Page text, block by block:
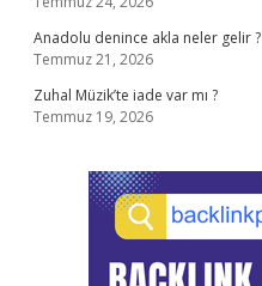
Anadolu denince akla neler gelir ?
Temmuz 21, 2026
Zuhal Müzik’te iade var mı ?
Temmuz 19, 2026